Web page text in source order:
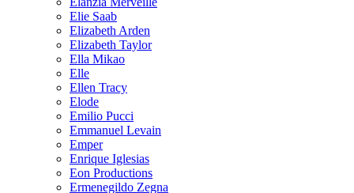
Elie Saab
Elizabeth Arden
Elizabeth Taylor
Ella Mikao
Elle
Ellen Tracy
Elode
Emilio Pucci
Emmanuel Levain
Emper
Enrique Iglesias
Eon Productions
Ermenegildo Zegna